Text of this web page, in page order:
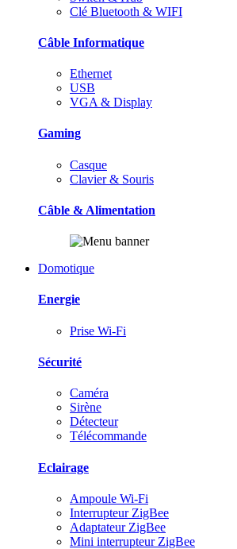
Clé Bluetooth & WIFI
Câble Informatique
Ethernet
USB
VGA & Display
Gaming
Casque
Clavier & Souris
Câble & Alimentation
Domotique
Energie
Prise Wi-Fi
Sécurité
Caméra
Sirène
Détecteur
Télécommande
Eclairage
Ampoule Wi-Fi
Interrupteur ZigBee
Adaptateur ZigBee
Mini interrupteur ZigBee